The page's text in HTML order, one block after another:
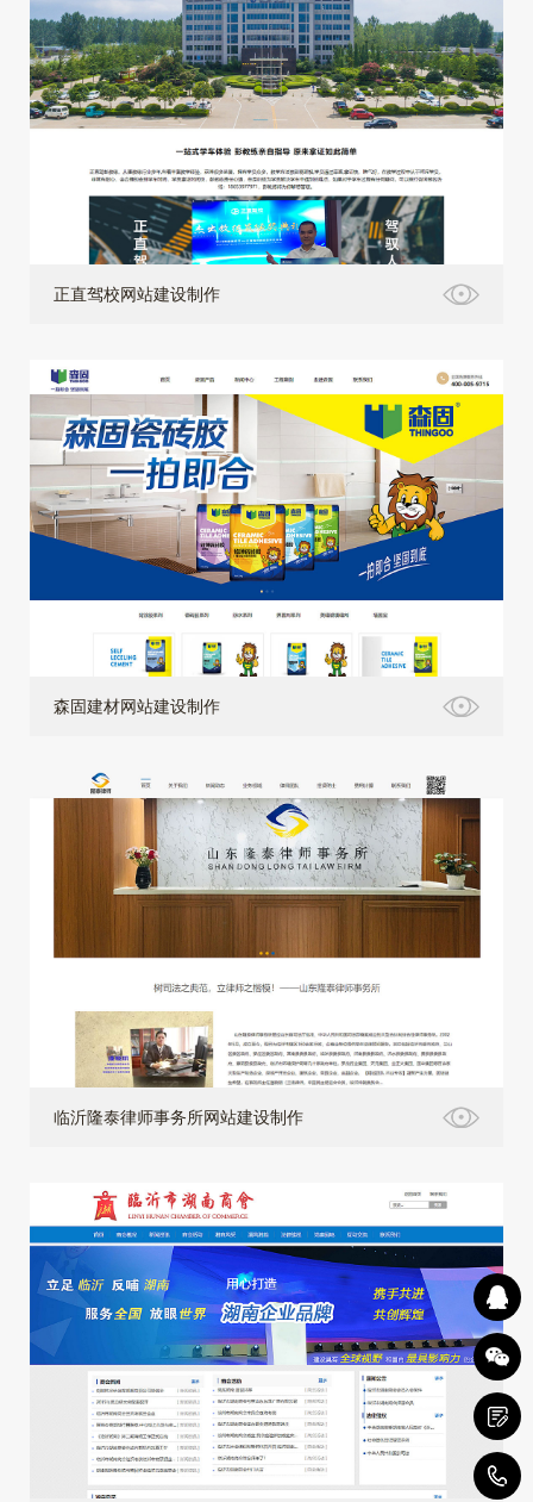
正直驾校网站建设制作
森固建材网站建设制作
临沂隆泰律师事务所网站建设制作